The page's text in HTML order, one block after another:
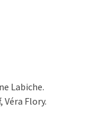
Labiche.
Véra Flory.